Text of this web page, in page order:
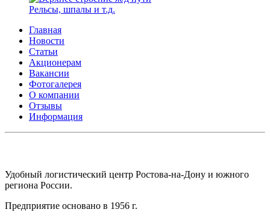
Рельсы, шпалы и т.д.
Главная
Новости
Статьи
Акционерам
Вакансии
Фотогалерея
О компании
Отзывы
Информация
Удобный логистический центр Ростова-на-Дону и южного
региона России.
Предприятие основано в 1956 г.